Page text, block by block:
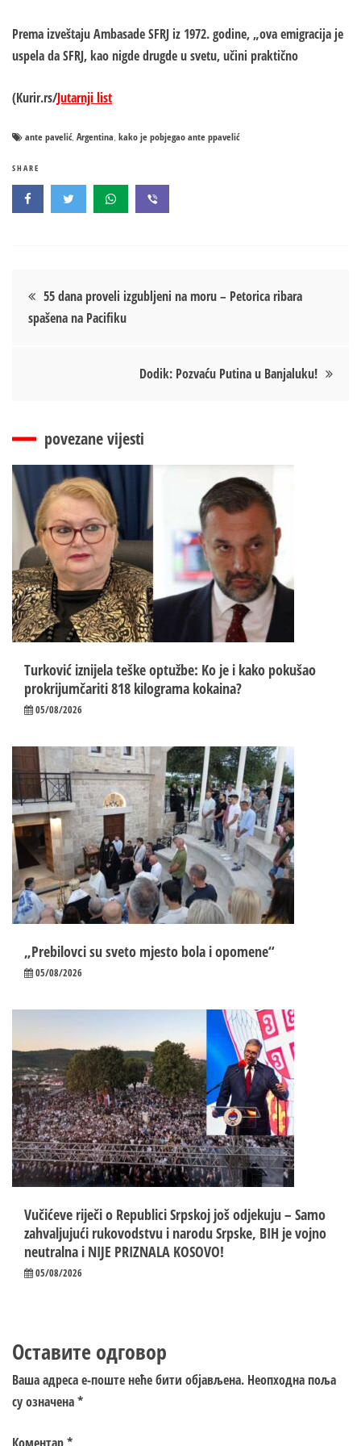
Prema izveštaju Ambasade SFRJ iz 1972. godine, „ova emigracija je
uspela da SFRJ, kao nigde drugde u svetu, učini praktično
(Kurir.rs/Jutarnji list
ante pavelić, Argentina, kako je pobjegao ante ppavelić
SHARE
Кретање
чланка
55 dana proveli izgubljeni na moru – Petorica ribara
spašena na Pacifiku
Dodik: Pozvaću Putina u Banjaluku!
povezane vijesti
Turković iznijela teške optužbe: Ko je i kako pokušao
prokrijumčariti 818 kilograma kokaina?
05/08/2026
„Prebilovci su sveto mjesto bola i opomene“
05/08/2026
Vučićeve riječi o Republici Srpskoj još odjekuju – Samo
zahvaljujući rukovodstvu i narodu Srpske, BIH je vojno
neutralna i NIJE PRIZNALA KOSOVO!
05/08/2026
Оставите одговор
Ваша адреса е-поште неће бити објављена. Неопходна поља
су означена*